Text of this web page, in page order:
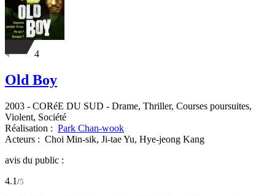
4
Old Boy
2003 - CORéE DU SUD - Drame, Thriller, Courses poursuites,
Violent, Société
Réalisation : Park Chan-wook
Acteurs : Choi Min-sik, Ji-tae Yu, Hye-jeong Kang
avis du public :
4.1 /5